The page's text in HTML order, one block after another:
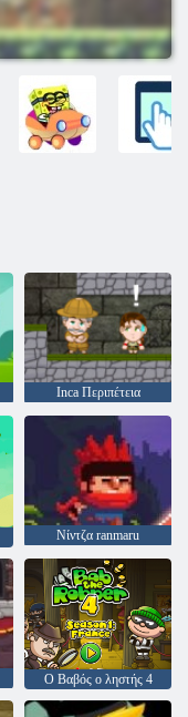
Inca Περιπέτεια
Νίντζα ranmaru
Ο Βαβός ο ληστής 4